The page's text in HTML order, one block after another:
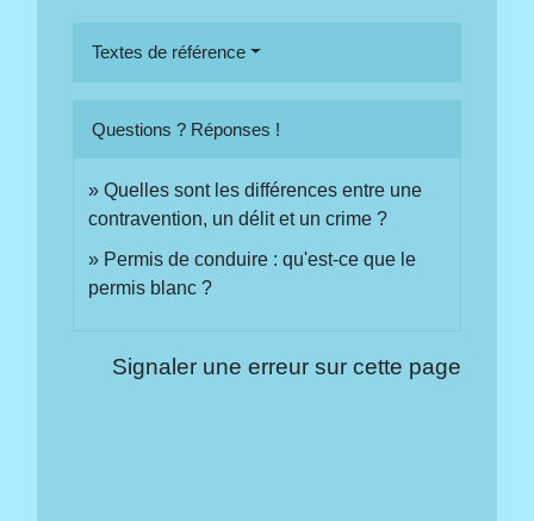
Textes de référence
Questions ? Réponses !
Quelles sont les différences entre une
contravention, un délit et un crime ?
Permis de conduire : qu'est-ce que le
permis blanc ?
Signaler une erreur sur cette page